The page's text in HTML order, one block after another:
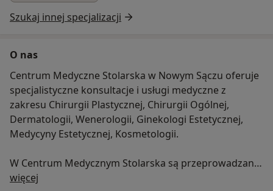
Szukaj innej specjalizacji
O nas
Centrum Medyczne Stolarska w Nowym Sączu oferuje
specjalistyczne konsultacje i usługi medyczne z
zakresu Chirurgii Plastycznej, Chirurgii Ogólnej,
Dermatologii, Wenerologii, Ginekologi Estetycznej,
Medycyny Estetycznej, Kosmetologii.
W Centrum Medycznym Stolarska są przeprowadzane
zabiegi z ambulatoryjnej chirurgii plastycznej przez
więcej